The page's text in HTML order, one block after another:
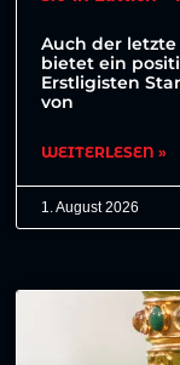
Auch der
bietet ein
Erstligisten
von
WEITERLESEN »
1. August 2026